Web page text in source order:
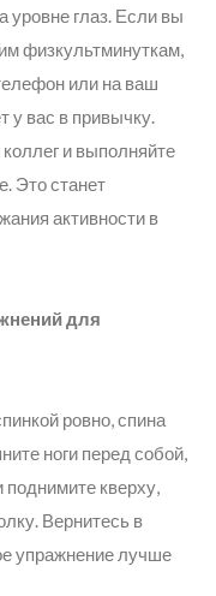
уровне глаз. Если вы
физкультминуткам,
или на ваш
у вас в привычку.
и выполняйте
Это станет
активности в
для
ровно, спина
ноги перед собой,
поднимите кверху,
Вернитесь в
упражнение лучше